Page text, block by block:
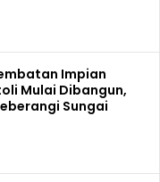
Impian
Mulai Dibangun,
Sungai